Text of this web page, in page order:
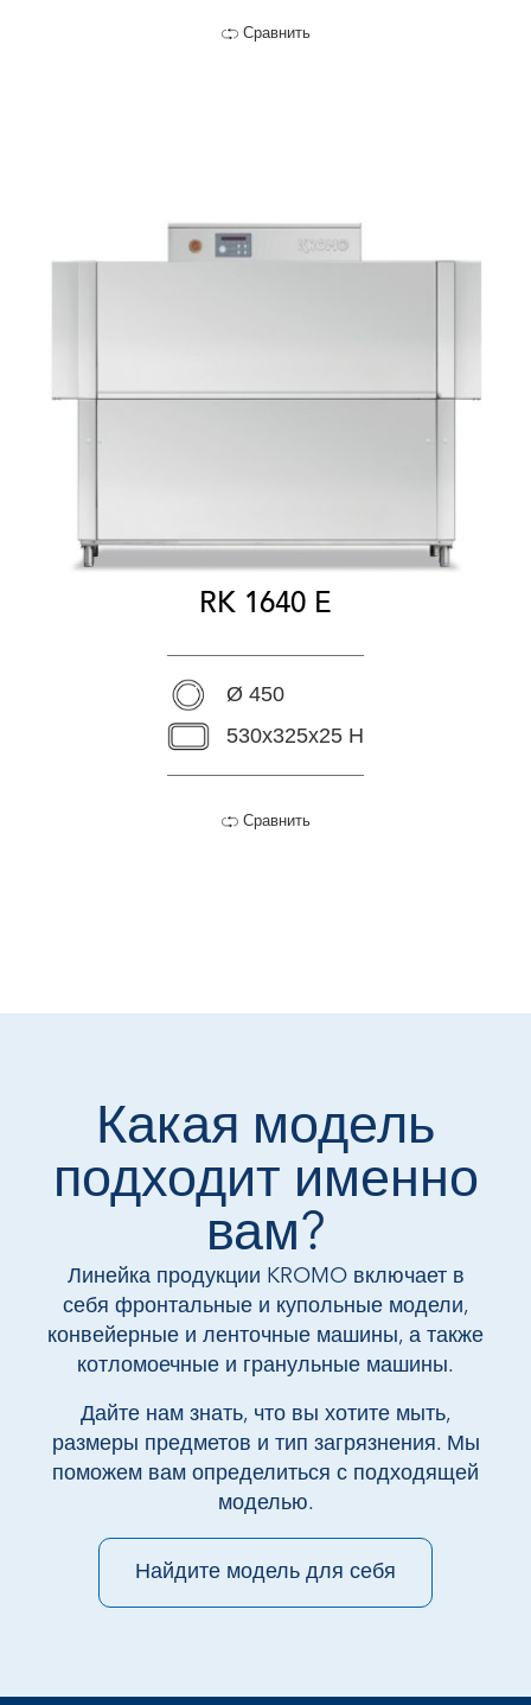
Сравнить
RK 1640 E
Ø 450
530x325x25 H
Сравнить
Какая модель
подходит именно
вам?
Линейка продукции KROMO включает в
себя фронтальные и купольные модели,
конвейерные и ленточные машины, а также
котломоечные и гранульные машины.
Дайте нам знать, что вы хотите мыть,
размеры предметов и тип загрязнения. Мы
поможем вам определиться с подходящей
моделью.
Найдите модель для себя